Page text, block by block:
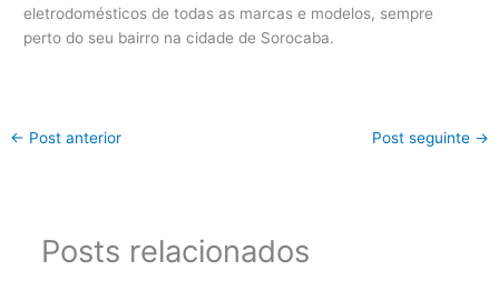
eletrodomésticos de todas as marcas e modelos, sempre
perto do seu bairro na cidade de Sorocaba.
← Post anterior Post seguinte →
Posts relacionados